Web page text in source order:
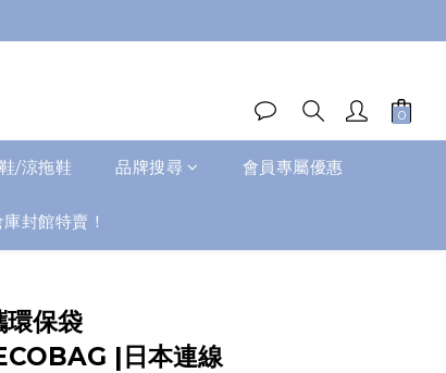
/涼拖鞋 品牌搜尋 會員專屬優惠
封館特賣！
保袋
|日本連線